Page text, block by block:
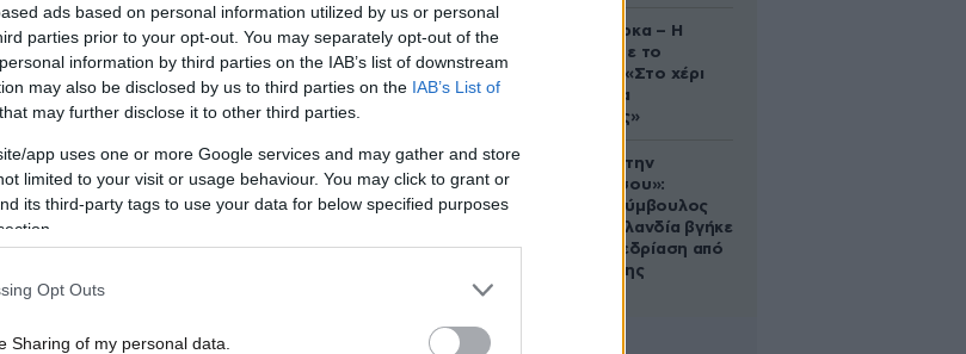
ads based on personal information utilized by us or personal
parties prior to your opt-out. You may separately opt-out of the
information by third parties on the IAB’s list of downstream
may also be disclosed by us to third parties on the IAB’s List of
that may further disclose it to other third parties.
app uses one or more Google services and may gather and store
limited to your visit or usage behaviour. You may click to grant or
its third-party tags to use your data for below specified purposes
Opt Outs
Sharing of my personal data.
Δανάη Μπάρκα – Η
ανάρτηση με το
σάντουιτς: «Στο χέρι
σου είναι να
αδυνατίσεις»
«Βλέπουμε την
μπουγάδα σου»:
Δημοτική σύμβουλος
στη Νέα Ζηλανδία βγήκε
live σε συνεδρίαση από
το μπάνιο της